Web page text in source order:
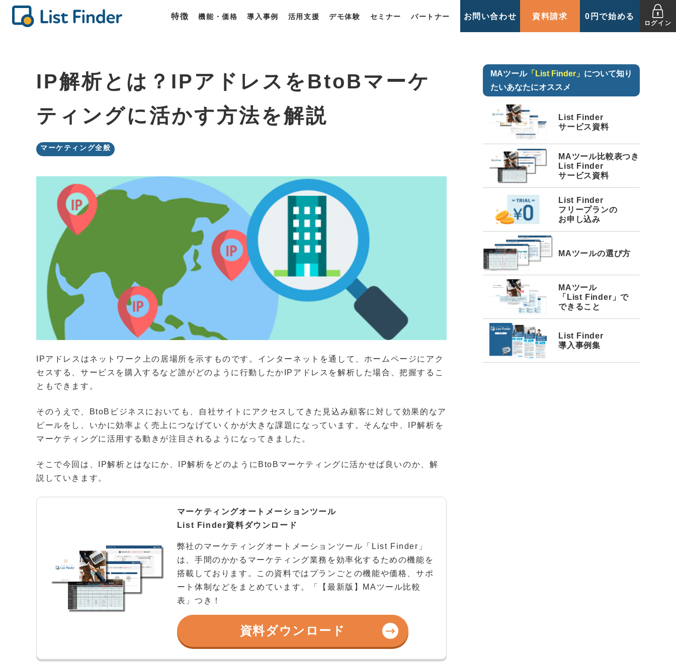
特徴 機能・価格 導入事例 活用支援 デモ体験 セミナー パートナー お問い合わせ 資料請求 0円で始める
ログイン
IP解析とは？IPアドレスをBtoBマーケ
ティングに活かす方法を解説
マーケティング全般
IPアドレスはネットワーク上の居場所を示すものです。インターネットを通して、ホームページにアク
セスする、サービスを購入するなど誰がどのように行動したかIPアドレスを解析した場合、把握するこ
ともできます。
そのうえで、BtoBビジネスにおいても、自社サイトにアクセスしてきた見込み顧客に対して効果的なア
ピールをし、いかに効率よく売上につなげていくかが大きな課題になっています。そんな中、IP解析を
マーケティングに活用する動きが注目されるようになってきました。
そこで今回は、IP解析とはなにか、IP解析をどのようにBtoBマーケティングに活かせば良いのか、解
説していきます。
マーケティングオートメーションツール
List Finder資料ダウンロード
弊社のマーケティングオートメーションツール「List Finder」
は、手間のかかるマーケティング業務を効率化するための機能を
搭載しております。この資料ではプランごとの機能や価格、サポ
ート体制などをまとめています。「【最新版】MAツール比較
表」つき！
資料ダウンロード
MAツール「List Finder」 について知り
たいあなたにオススメ
List Finder
サービス資料
MAツール比較表つき
List Finder
サービス資料
List Finder
フリープランの
お申し込み
MAツールの選び方
MAツール
「List Finder」で
できること
List Finder
導入事例集